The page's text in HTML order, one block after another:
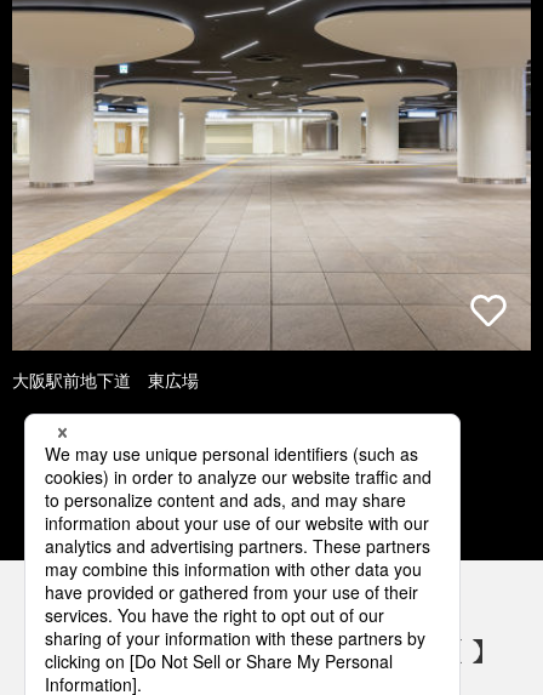
大阪駅前地下道 東広場
1 2 3 4 5
パナソニックの電気設備 SNSアカウント